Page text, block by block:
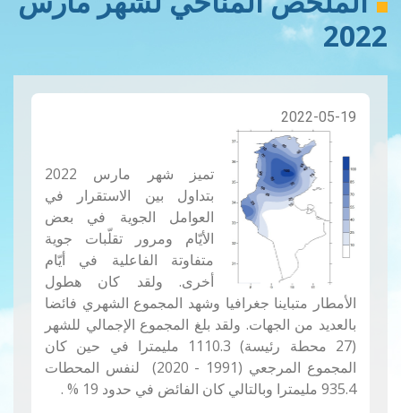
2022
2022-05-19
تميز شهر مارس 2022
بتداول بين الاستقرار في
العوامل الجوية في بعض
الأيّام ومرور تقلّبات جوية
متفاوتة الفاعلية في أيّام
أخرى. ولقد كان هطول
الأمطار متباينا جغرافيا وشهد المجموع الشهري فائضا
بالعديد من الجهات. ولقد بلغ المجموع الإجمالي للشهر
(27 محطة رئيسة) 1110.3 مليمترا في حين كان
المجموع المرجعي (1991 - 2020) لنفس المحطات
935.4 مليمترا وبالتالي كان الفائض في حدود 19
%
.